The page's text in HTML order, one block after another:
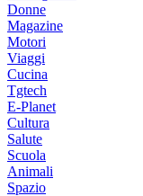
Donne
Magazine
Motori
Viaggi
Cucina
Tgtech
E-Planet
Cultura
Salute
Scuola
Animali
Spazio